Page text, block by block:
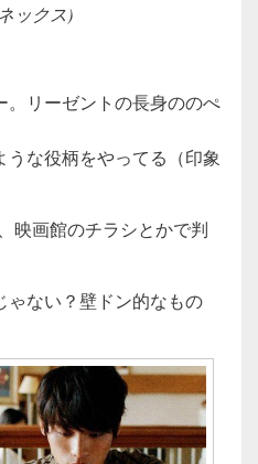
ックス)
。リーゼントの長身ののぺ
な役柄をやってる（印象
映画館のチラシとかで判
ゃない？壁ドン的なもの